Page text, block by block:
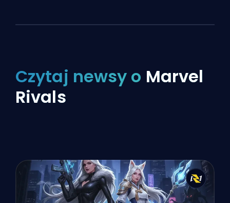
Czytaj newsy o Marvel
Rivals